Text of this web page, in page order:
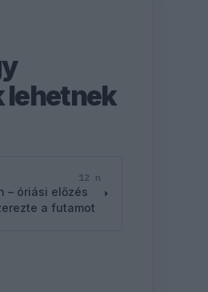
lehetnek
12 n
– óriási előzés
a futamot